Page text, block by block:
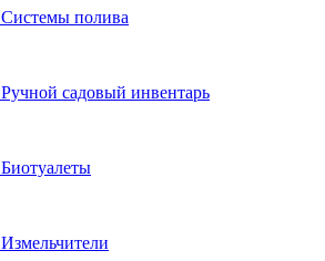
Системы полива
Ручной садовый инвентарь
Биотуалеты
Измельчители